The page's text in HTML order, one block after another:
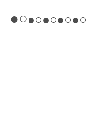
●○●○●○●○●○